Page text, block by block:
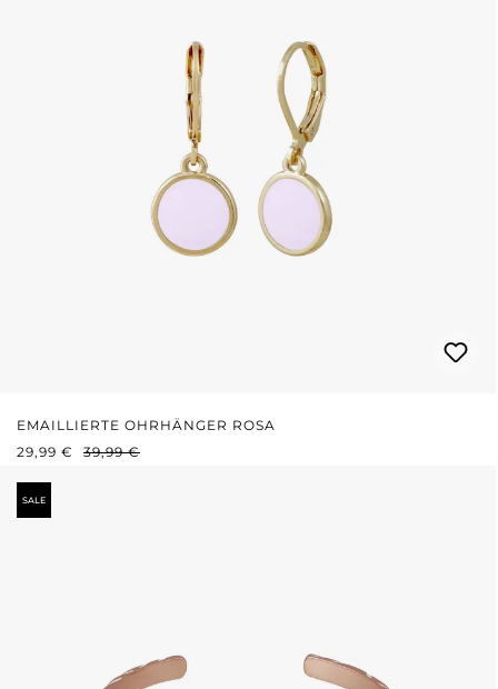
EMAILLIERTE OHRHÄNGER ROSA
VERKAUFSPREIS:
29,99 € REGULÄRER PREIS:
39,99 €
SALE